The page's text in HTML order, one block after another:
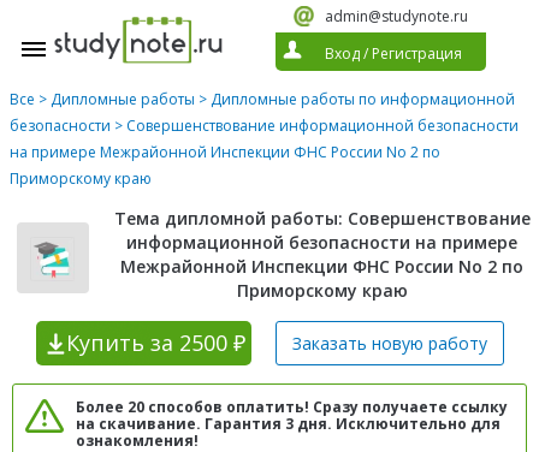
admin@studynote.ru
Вход/ Регистрация
Все > Дипломные работы > Дипломные работы по информационной
безопасности > Совершенствование информационной безопасности
на примере Межрайонной Инспекции ФНС России No 2 по
Приморскому краю
Тема дипломной работы: Совершенствование
информационной безопасности на примере
Межрайонной Инспекции ФНС России No 2 по
Приморскому краю
Купить за 2500 ₽ Заказать новую работу
Более 20 способов оплатить! Сразу получаете ссылку
на скачивание. Гарантия 3 дня. Исключительно для
ознакомления!